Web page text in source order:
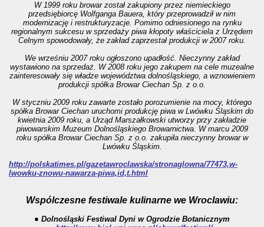
W 1999 roku browar został zakupiony przez niemieckiego
przedsiębiorcę Wolfganga Bauera, który przeprowadził w nim
modernizację i restrukturyzacje. Pomimo odniesionego na rynku
regionalnym sukcesu w sprzedaży piwa kłopoty właściciela z Urzędem
Celnym spowodowały, że zakład zaprzestał produkcji w 2007 roku.
We wrześniu 2007 roku ogłoszono upadłość. Nieczynny zakład
wystawiono na sprzedaż. W 2008 roku jego zakupem na cele muzealne
zainteresowały się władze województwa dolnośląskiego, a wznowieniem
produkcji spółka Browar Ciechan Sp. z o.o.
W styczniu 2009 roku zawarte zostało porozumienie na mocy, którego
spółka Browar Ciechan uruchomi produkcję piwa w Lwówku Śląskim do
kwietnia 2009 roku, a Urząd Marszałkowski utworzy przy zakładzie
piwowarskim Muzeum Dolnośląskiego Browarnictwa. W marcu 2009
roku spółka Browar Ciechan Sp. z o.o. zakupiła nieczynny browar w
Lwówku Śląskim.
http://polskatimes.pl/gazetawroclawska/stronaglowna/77473,w-
lwowku-znowu-nawarza-piwa,id,t.html
Wspólczesne festiwale kulinarne we Wroclawiu:
● Dolnośląski Festiwal Dyni w Ogrodzie Botanicznym